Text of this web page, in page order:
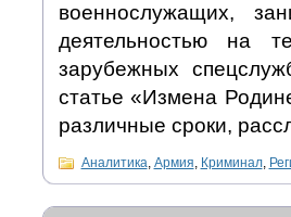
военнослужащих,
деятельностью на
зарубежных
статье «Измена
различные сроки,
Аналитика, Армия, Криминал,